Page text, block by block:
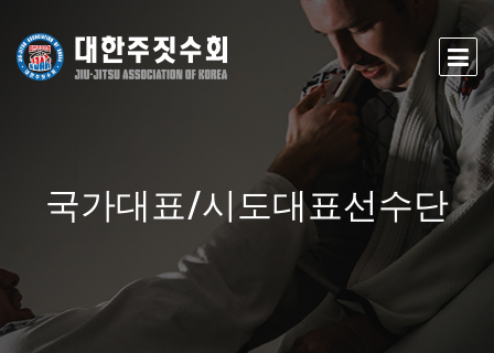
국가대표/시도대표선수단